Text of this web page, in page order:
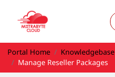
Portal Home Knowledgebase
Manage Reseller Packages